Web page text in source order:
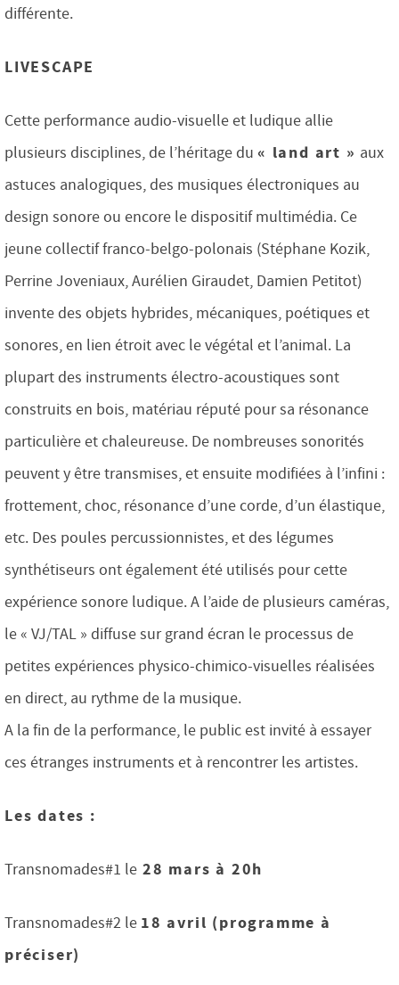
différente.
LIVESCAPE
Cette performance audio-visuelle et ludique allie
plusieurs disciplines, de l’héritage du « land art » aux
astuces analogiques, des musiques électroniques au
design sonore ou encore le dispositif multimédia. Ce
jeune collectif franco-belgo-polonais (Stéphane Kozik,
Perrine Joveniaux, Aurélien Giraudet, Damien Petitot)
invente des objets hybrides, mécaniques, poétiques et
sonores, en lien étroit avec le végétal et l’animal. La
plupart des instruments électro-acoustiques sont
construits en bois, matériau réputé pour sa résonance
particulière et chaleureuse. De nombreuses sonorités
peuvent y être transmises, et ensuite modifiées à l’infini :
frottement, choc, résonance d’une corde, d’un élastique,
etc. Des poules percussionnistes, et des légumes
synthétiseurs ont également été utilisés pour cette
expérience sonore ludique. A l’aide de plusieurs caméras,
le « VJ/TAL » diffuse sur grand écran le processus de
petites expériences physico-chimico-visuelles réalisées
en direct, au rythme de la musique.
A la fin de la performance, le public est invité à essayer
ces étranges instruments et à rencontrer les artistes.
Les dates :
Transnomades#1 le 28 mars à 20h
Transnomades#2 le 18 avril (programme à
préciser)